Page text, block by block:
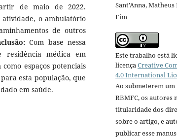
de maio de 2022.
o ambulatório
de outros
Com base nessa
residência médica em
espaços potenciais
esta população, que
em saúde.
Sant'Anna, Matheus
Fim
Este trabalho está
licença Creative
4.0 International
Ao submeterem
RBMFC, os autores
titularidade dos
sobre o artigo, e
publicar esse